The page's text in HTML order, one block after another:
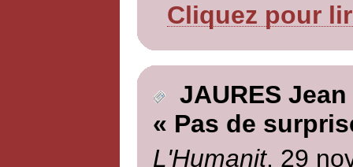
Cliquez pour
JAURES Jean
« Pas de
L'Humanit, 29